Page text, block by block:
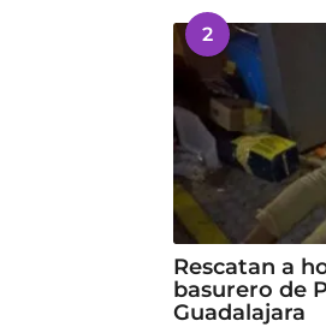
2
Rescatan a
basurero de
Guadalajara